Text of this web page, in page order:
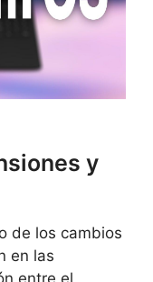
y
de los cambios
en las